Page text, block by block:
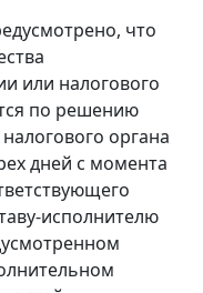
что
или налогового
по решению
органа
дней с момента
исполнителю